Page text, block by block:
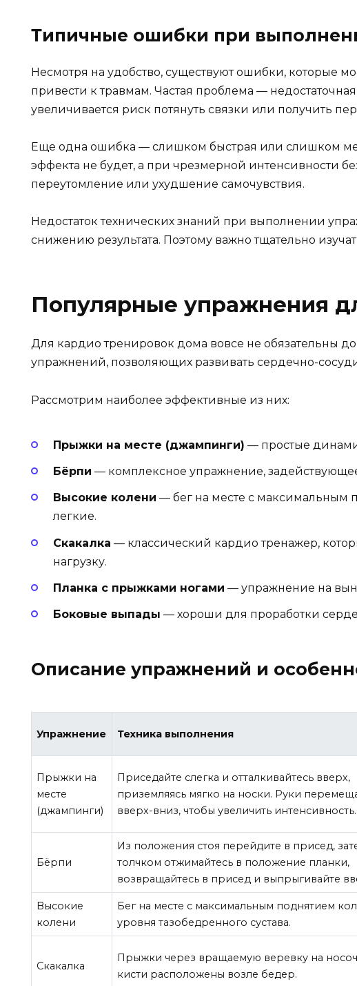
Типичные ошибки при
Несмотря на удобство, существуют ошибки, которые
привести к травмам. Частая проблема —
увеличивается риск потянуть связки или получить
Еще одна ошибка — слишком быстрая или слишком
эффекта не будет, а при чрезмерной интенсивности
переутомление или ухудшение самочувствия.
Недостаток технических знаний при выполнении
снижению результата. Поэтому важно тщательно
Популярные упражнения
Для кардио тренировок дома вовсе не обязательны
упражнений, позволяющих развивать сердечно-
Рассмотрим наиболее эффективные из них:
Прыжки на месте (джампинги) — простые
Бёрпи — комплексное упражнение,
Высокие колени — бег на месте с максимальным
легкие.
Скакалка — классический кардио тренажер,
нагрузку.
Планка с прыжками ногами — упражнение на
Боковые выпады — хороши для проработки
Описание упражнений и
Упражнение Техника выполнения
Прыжки на
месте
(джампинги)
Приседайте слегка и отталкивайтесь вверх,
приземляясь мягко на носки. Руки
вверх-вниз, чтобы увеличить интенсивность.
Бёрпи
Из положения стоя перейдите в присед,
толчком отжимайтесь в положение планки,
возвращайтесь в присед и выпрыгивайте
Высокие
колени
Бег на месте с максимальным поднятием
уровня тазобедренного сустава.
Скакалка
Прыжки через вращаемую веревку на
кисти расположены возле бедер.